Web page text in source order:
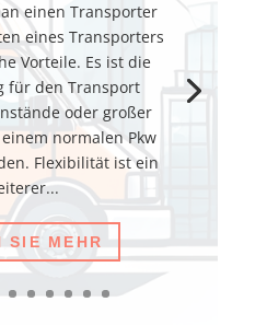
einen Transporter
eines Transporters
Vorteile. Es ist die
für den Transport
oder großer
normalen Pkw
Flexibilität ist ein
SIE MEHR